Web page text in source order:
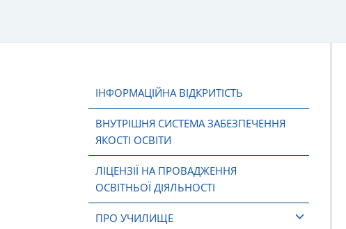
ІНФОРМАЦІЙНА ВІДКРИТІСТЬ
ВНУТРІШНЯ СИСТЕМА ЗАБЕЗПЕЧЕННЯ
ЯКОСТІ ОСВІТИ
ЛІЦЕНЗІЇ НА ПРОВАДЖЕННЯ
ОСВІТНЬОЇ ДІЯЛЬНОСТІ
ПРО УЧИЛИЩЕ